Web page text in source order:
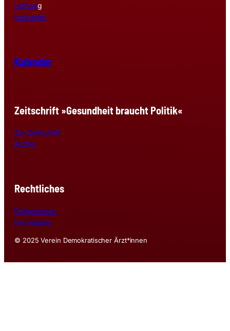
Satzung
Netzwerk
Kalender
Zeitschrift »Gesundheit braucht Politik«
Zur Zeitschrift
Archiv
Rechtliches
Datenschutz
Impressum
© 2025 Verein Demokratischer Ärzt*innen